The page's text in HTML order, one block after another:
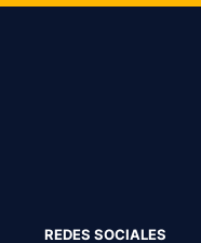
REDES SOCIALES